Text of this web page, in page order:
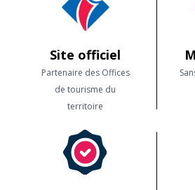
En plein air ou dans une salle climatisée,
Site officiel
Partenaire des Offices
de tourisme du
territoire